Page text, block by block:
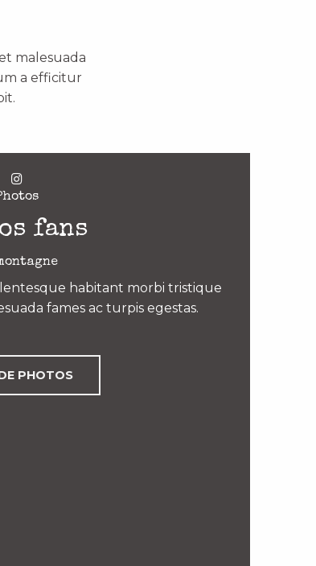
malesuada
a efficitur
fans
habitant morbi tristique
fames ac turpis egestas.
PHOTOS